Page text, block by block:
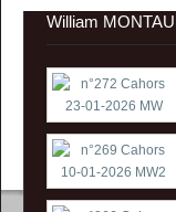
ATELIER-GALERIE
CANDIDATURES
EXPOSITIONS
William